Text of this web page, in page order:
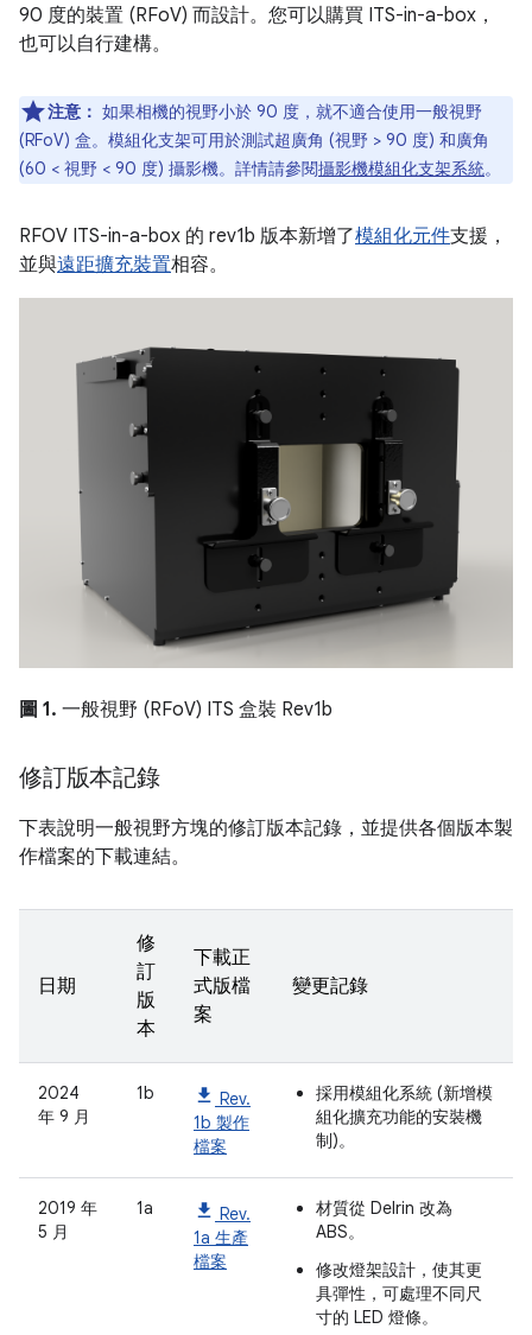
90 度的裝置 (RFoV) 而設計。您可以購買 ITS-in-a-box，
也可以自行建構。
注意： 如果相機的視野小於 90 度，就不適合使用一般視野
(RFoV) 盒。模組化支架可用於測試超廣角 (視野 > 90 度) 和廣角
(60 < 視野 < 90 度) 攝影機。詳情請參閱攝影機模組化支架系統。
RFOV ITS-in-a-box 的 rev1b 版本新增了模組化元件支援，
並與遠距擴充裝置相容。
圖 1. 一般視野 (RFoV) ITS 盒裝 Rev1b
修訂版本記錄
下表說明一般視野方塊的修訂版本記錄，並提供各個版本製
作檔案的下載連結。
日期
修
訂
版
本
下載正
式版檔
案
變更記錄
2024
年 9 月
1b
Rev.
1b 製作
檔案
採用模組化系統 (新增模
組化擴充功能的安裝機
制)。
2019 年
5 月
1a
Rev.
1a 生產
檔案
材質從 Delrin 改為
ABS。
修改燈架設計，使其更
具彈性，可處理不同尺
寸的 LED 燈條。